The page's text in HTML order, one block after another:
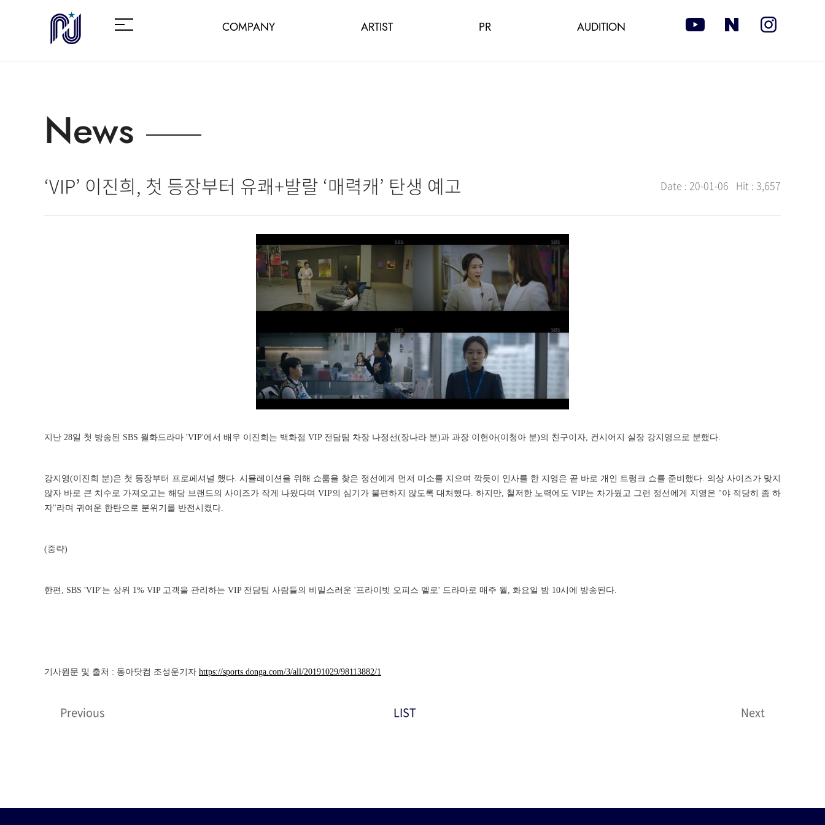
COMPANY ARTIST PR AUDITION
News
‘VIP’ 이진희, 첫 등장부터 유쾌+발랄 ‘매력캐’ 탄생 예고 Date : 20-01-06 Hit : 3,657
지난 28일 첫 방송된 SBS 월화드라마 'VIP'에서 배우 이진희는 백화점 VIP 전담팀 차장 나정선(장나라 분)과 과장 이현아(이청아 분)의 친구이자, 컨시어지 실장 강지영으로 분했다.
강지영(이진희 분)은 첫 등장부터 프로페셔널 했다. 시뮬레이션을 위해 쇼룸을 찾은 정선에게 먼저 미소를 지으며 깍듯이 인사를 한 지영은 곧 바로 개인 트렁크 쇼를 준비했다. 의상 사이즈가 맞지
않자 바로 큰 치수로 가져오고는 해당 브랜드의 사이즈가 작게 나왔다며 VIP의 심기가 불편하지 않도록 대처했다. 하지만, 철저한 노력에도 VIP는 차가웠고 그런 정선에게 지영은 "야 적당히 좀 하
자"라며 귀여운 한탄으로 분위기를 반전시켰다.
(중략)
한편, SBS 'VIP'는 상위 1% VIP 고객을 관리하는 VIP 전담팀 사람들의 비밀스러운 '프라이빗 오피스 멜로' 드라마로 매주 월, 화요일 밤 10시에 방송된다.
기사원문 및 출처 : 동아닷컴 조성운기자 https://sports.donga.com/3/all/20191029/98113882/1
Previous LIST Next